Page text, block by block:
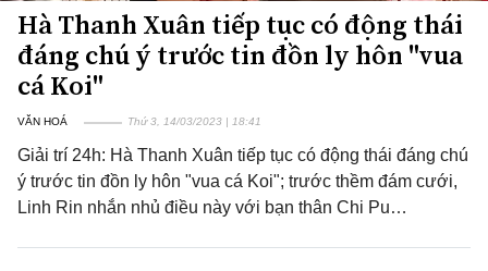
Hà Thanh Xuân tiếp tục có động thái
đáng chú ý trước tin đồn ly hôn "vua
cá Koi"
VĂN HOÁ Thứ 3, 14/03/2023 | 18:41
Giải trí 24h: Hà Thanh Xuân tiếp tục có động thái đáng chú
ý trước tin đồn ly hôn "vua cá Koi"; trước thềm đám cưới,
Linh Rin nhắn nhủ điều này với bạn thân Chi Pu…